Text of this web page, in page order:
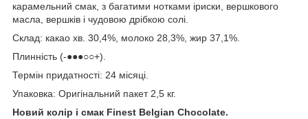
карамельний смак, з багатими нотками іриски, вершкового
масла, вершків і чудовою дрібкою солі.
Склад: какао хв. 30,4%, молоко 28,3%, жир 37,1%.
Плинність (-●●●○○+).
Термін придатності: 24 місяці.
Упаковка: Оригінальний пакет 2,5 кг.
Новий колір і смак Finest Belgian Chocolate.